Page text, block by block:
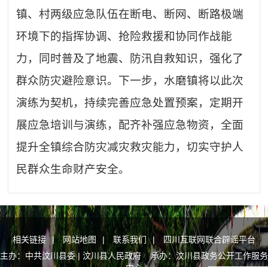
镇、村两级应急队伍在断电、断网、断路极端
环境下的指挥协调、抢险救援和协同作战能
力，同时普及了地震、防汛自救知识，强化了
群众防灾避险意识。下一步，水磨镇将以此次
演练为契机，持续完善应急处置预案，定期开
展应急培训与演练，配齐补强应急物资，全面
提升全镇综合防灾减灾救灾能力，切实守护人
民群众生命财产安全。
相关链接 | 网站地图 | 联系我们 |
四川互联网联合辟谣平台
主办：中共汶川县委 | 汶川县人民政府 承办：汶川县政务公开工作服务